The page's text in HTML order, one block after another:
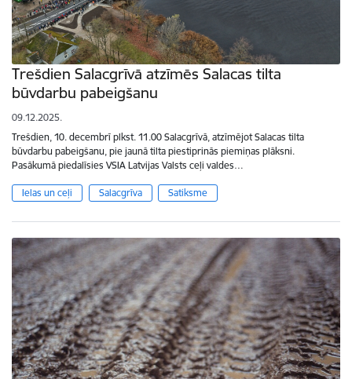
Trešdien Salacgrīvā atzīmēs Salacas tilta
būvdarbu pabeigšanu
09.12.2025.
Trešdien, 10. decembrī plkst. 11.00 Salacgrīvā, atzīmējot Salacas tilta
būvdarbu pabeigšanu, pie jaunā tilta piestiprinās piemiņas plāksni.
Pasākumā piedalīsies VSIA Latvijas Valsts ceļi valdes…
Ielas un ceļi Salacgrīva Satiksme